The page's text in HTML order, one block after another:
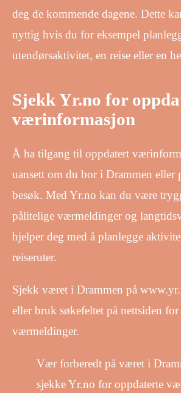
deg de kommende dagene. Dette
nyttig hvis du for eksempel
utendørsaktivitet, en reise eller en
Sjekk Yr.no for
værinformasjon
Å ha tilgang til oppdatert
uansett om du bor i Drammen eller
besøk. Med Yr.no kan du være
pålitelige værmeldinger og
hjelper deg med å planlegge
reiseruter.
Sjekk været i Drammen på
eller bruk søkefeltet på nettsiden
værmeldinger.
Vær forberedt på været i
sjekke Yr.no for oppdaterte